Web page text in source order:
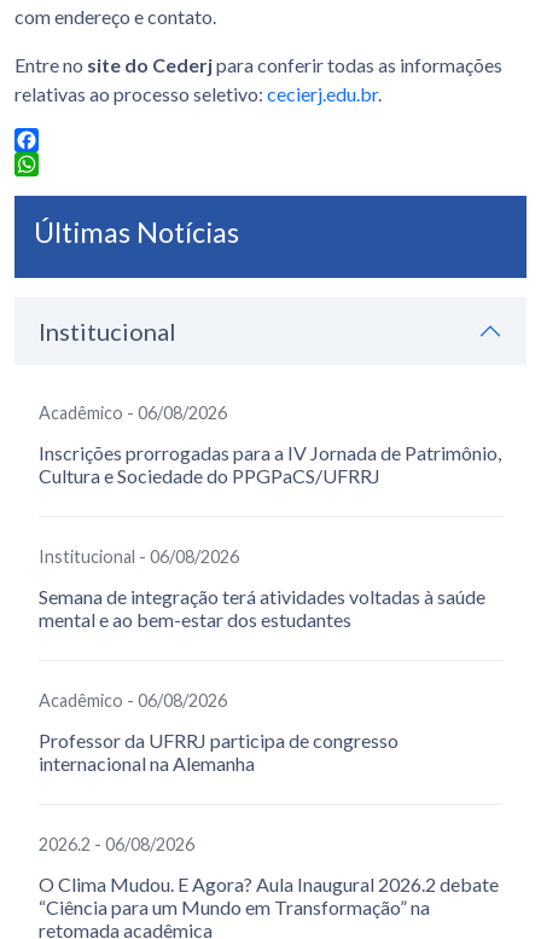
com endereço e contato.
Entre no site do Cederjpara conferir todas as informações
relativas ao processo seletivo: cecierj.edu.br.
Facebook
Últimas Notícias
Institucional
Acadêmico - 06/08/2026
Inscrições prorrogadas para a IV Jornada de Patrimônio,
Cultura e Sociedade do PPGPaCS/UFRRJ
Institucional - 06/08/2026
Semana de integração terá atividades voltadas à saúde
mental e ao bem-estar dos estudantes
Acadêmico - 06/08/2026
Professor da UFRRJ participa de congresso
internacional na Alemanha
2026.2 - 06/08/2026
O Clima Mudou. E Agora? Aula Inaugural 2026.2 debate
“Ciência para um Mundo em Transformação” na
retomada acadêmica